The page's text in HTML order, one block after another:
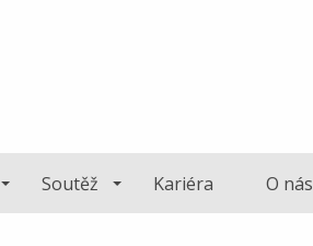
Soutěž Kariéra O nás